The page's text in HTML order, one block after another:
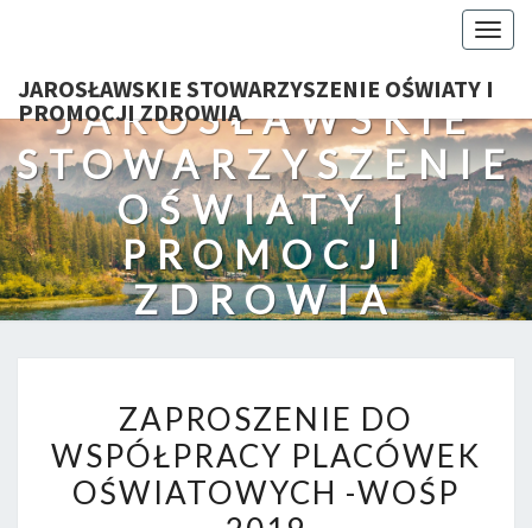
JAROSŁAWSKIE STOWARZYSZENIE OŚWIATY I
PROMOCJI ZDROWIA
JAROSŁAWSKIE
STOWARZYSZENIE
OŚWIATY I
PROMOCJI
ZDROWIA
DO
WSPÓŁPRACY
PLACÓWEK
OŚWIATOWYCH
ZAPROSZENIE DO
WSPÓŁPRACY PLACÓWEK
OŚWIATOWYCH -WOŚP